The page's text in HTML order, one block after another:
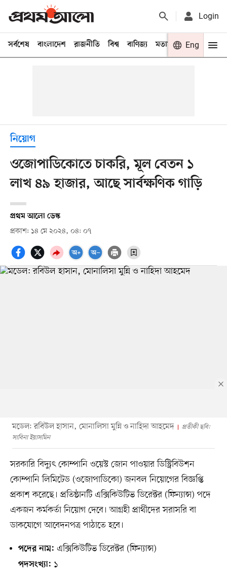
Login
সর্বশেষ বাংলাদেশ রাজনীতি বিশ্ব বাণিজ্য মতামত খেলা
Eng
নিয়োগ
ওজোপাডিকোতে চাকরি, মূল বেতন ১
লাখ ৪৯ হাজার, আছে সার্বক্ষণিক গাড়ি
প্রথম আলো ডেস্ক
প্রকাশ: ১৪ মে ২০২৪, ০৪: ০৭
মডেল: রবিউল হাসান, মোনালিসা মুন্নি ও নাহিদা আহমেদ
প্রতীকী ছবি:
সাবিনা ইয়াসমিন
সরকারি বিদ্যুৎ কোম্পানি ওয়েস্ট জোন পাওয়ার ডিস্ট্রিবিউশন
কোম্পানি লিমিটেড (ওজোপাডিকো) জনবল নিয়োগের বিজ্ঞপ্তি
প্রকাশ করেছে। প্রতিষ্ঠানটি এক্সিকিউটিভ ডিরেক্টর (ফিন্যান্স) পদে
একজন কর্মকর্তা নিয়োগ দেবে। আগ্রহী প্রার্থীদের সরাসরি বা
ডাকযোগে আবেদনপত্র পাঠাতে হবে।
পদের নাম: এক্সিকিউটিভ ডিরেক্টর (ফিন্যান্স)
পদসংখ্যা: ১